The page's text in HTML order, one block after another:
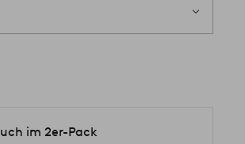
im 2er-Pack